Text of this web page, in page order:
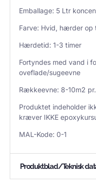
Emballage: 5 Ltr
Farve: Hvid, hærder op
Hærdetid: 1-3 timer
Fortyndes med vand i
oveflade/sugeevne
Rækkeevne: 8-10m2
Produktet indeholder
kræver IKKE
MAL-Kode: 0-1
Produktblad/Teknisk